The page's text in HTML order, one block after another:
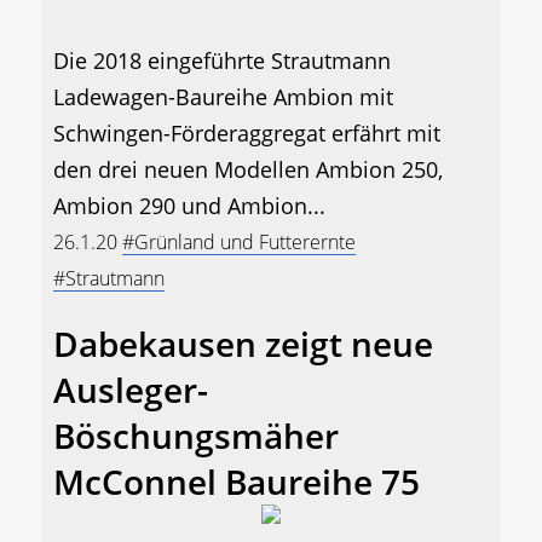
Die 2018 eingeführte Strautmann
Ladewagen-Baureihe Ambion mit
Schwingen-Förderaggregat erfährt mit
den drei neuen Modellen Ambion 250,
Ambion 290 und Ambion...
26.1.20#Grünland und Futterernte
#Strautmann
Dabekausen zeigt neue
Ausleger-
Böschungsmäher
McConnel Baureihe 75